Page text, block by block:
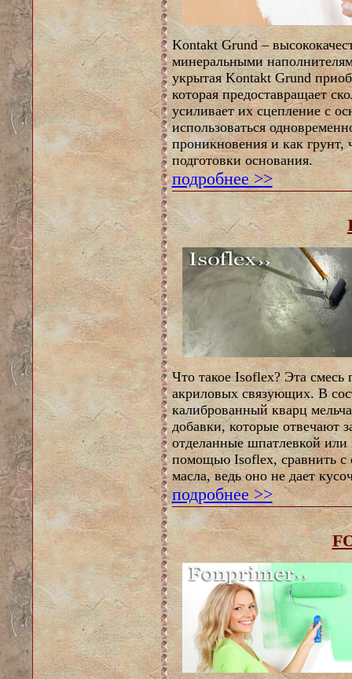
Kontakt Grund –
минеральными
укрытая Kontakt Grund
которая предоставращает
усиливает их сцепление с
использоваться
проникновения и как грунт,
подготовки основания.
подробнее >>
Что такое Isoflex? Эта смесь
акриловых связующих. В
калиброванный кварц
добавки, которые отвечают
отделанные шпатлевкой или
помощью Isoflex, сравнить с
масла, ведь оно не дает
подробнее >>